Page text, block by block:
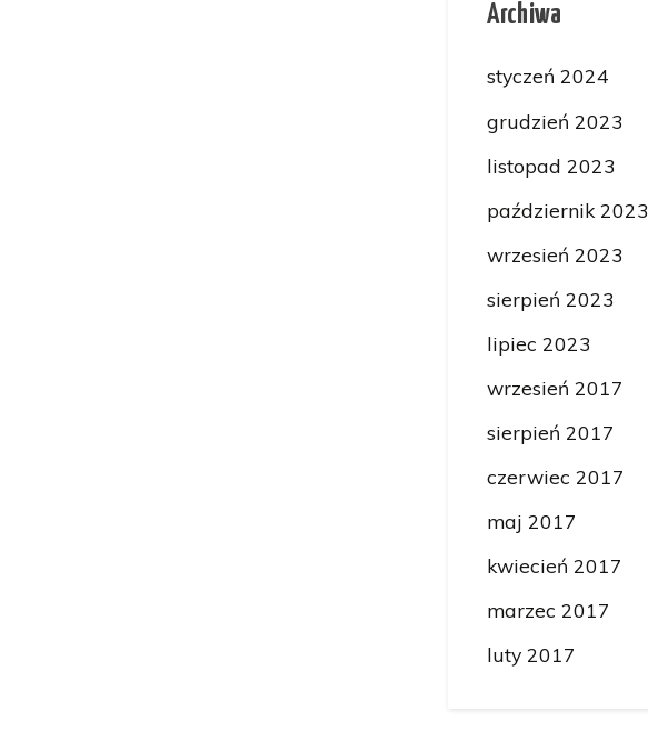
Archiwa
styczeń 2024
grudzień 2023
listopad 2023
październik 2023
wrzesień 2023
sierpień 2023
lipiec 2023
wrzesień 2017
sierpień 2017
czerwiec 2017
maj 2017
kwiecień 2017
marzec 2017
luty 2017